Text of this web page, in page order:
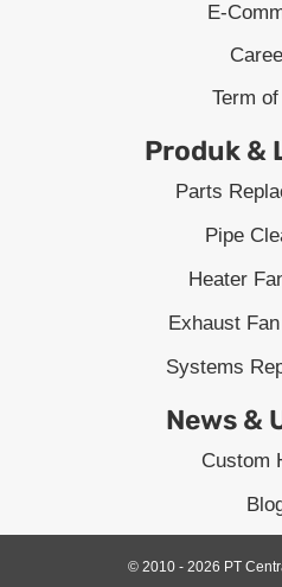
E-
Term
Produk &
Parts
Pipe
Heater
Exhaust
Systems
News &
Custom
© 2010 - 2026 PT